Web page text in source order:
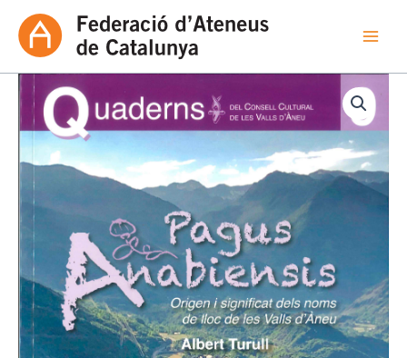
contingut
quantitat
de
Pagus
anabiensis,
origen
significat
del
noms
de
lloc
de
les